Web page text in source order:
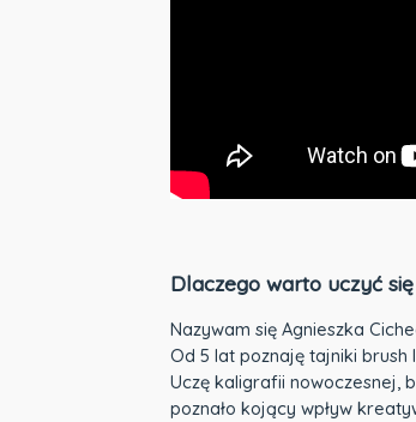
Dlaczego warto uczyć
Nazywam się Agnieszka
Od 5 lat poznaję tajniki
Uczę kaligrafii nowoczesnej,
poznało kojący wpływ